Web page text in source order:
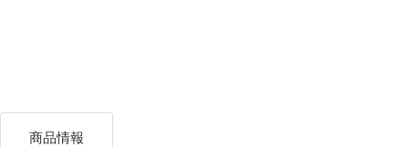
商品情報